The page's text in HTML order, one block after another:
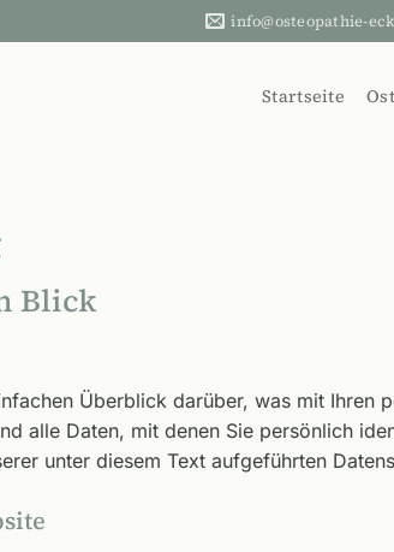
info@osteopathie-
Startseite
Blick
Überblick darüber, was mit Ihren
alle Daten, mit denen Sie persönlich
unter diesem Text aufgeführten